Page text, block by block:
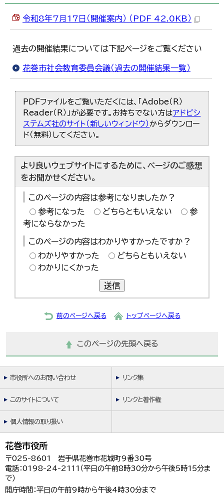
令和8年7月17日（開催案内） （PDF 42.0KB）
過去の開催結果については下記ページをご覧ください
花巻市社会教育委員会議（過去の開催結果一覧）
PDFファイルをご覧いただくには、「Adobe（R）
Reader（R）」が必要です。お持ちでない方はアドビシ
ステムズ社のサイト（新しいウィンドウ） からダウンロー
ド（無料）してください。
より良いウェブサイトにするために、ページのご感想
をお聞かせください。
このページの内容は参考になりましたか？
参考になった
どちらともいえない
参
考にならなかった
このページの内容はわかりやすかったですか？
わかりやすかった
どちらともいえない
わかりにくかった
送信
前のページへ戻る トップページへ戻る
このページの先頭へ戻る
市役所へのお問い合わせ リンク集
このサイトについて リンクと著作権
個人情報の取り扱い
花巻市役所
〒025-8601 岩手県花巻市花城町9番30号
電話：0198-24-2111（平日の午前8時30分から午後5時15分ま
で）
開庁時間：平日の午前9時から午後4時30分まで